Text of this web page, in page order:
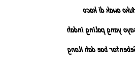
Muko awak di
Puisi sayo yang
Tapi, Sebentar bae